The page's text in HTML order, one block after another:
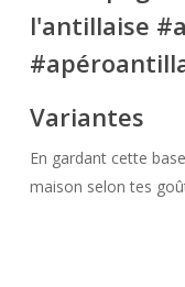
Variantes
En gardant cette
maison selon tes